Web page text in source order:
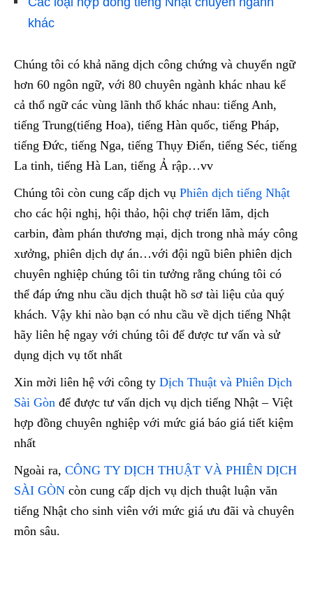
khác
Chúng tôi có khả năng dịch công chứng và chuyển ngữ
hơn 60 ngôn ngữ, với 80 chuyên ngành khác nhau kể
cả thổ ngữ các vùng lãnh thổ khác nhau: tiếng Anh,
tiếng Trung(tiếng Hoa), tiếng Hàn quốc, tiếng Pháp,
tiếng Đức, tiếng Nga, tiếng Thụy Điển, tiếng Séc, tiếng
La tinh, tiếng Hà Lan, tiếng Ả rập…vv
Chúng tôi còn cung cấp dịch vụ Phiên dịch tiếng Nhật
cho các hội nghị, hội thảo, hội chợ triển lãm, dịch
carbin, đàm phán thương mại, dịch trong nhà máy công
xưởng, phiên dịch dự án…với đội ngũ biên phiên dịch
chuyên nghiệp chúng tôi tin tưởng rằng chúng tôi có
thể đáp ứng nhu cầu dịch thuật hồ sơ tài liệu của quý
khách. Vậy khi nào bạn có nhu cầu về dịch tiếng Nhật
hãy liên hệ ngay với chúng tôi để được tư vấn và sử
dụng dịch vụ tốt nhất
Xin mời liên hệ với công ty Dịch Thuật và Phiên Dịch
Sài Gòn để được tư vấn dịch vụ dịch tiếng Nhật – Việt
hợp đồng chuyên nghiệp với mức giá báo giá tiết kiệm
nhất
Ngoài ra, CÔNG TY DỊCH THUẬT VÀ PHIÊN DỊCH
SÀI GÒN còn cung cấp dịch vụ dịch thuật luận văn
tiếng Nhật cho sinh viên với mức giá ưu đãi và chuyên
môn sâu.